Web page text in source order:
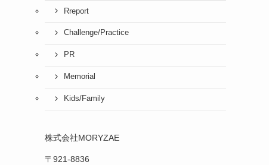
Rreport
Challenge/Practice
PR
Memorial
Kids/Family
株式会社MORYZAE
〒921-8836